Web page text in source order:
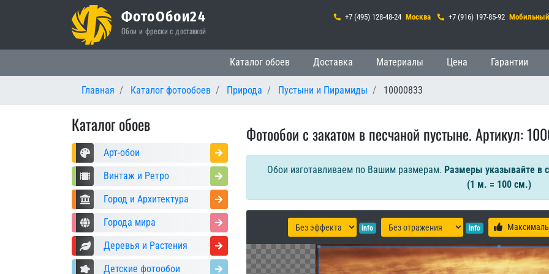
ФотоОбои24
Обои и фрески с доставкой
+7 (495) 128-48-24 Москва +7 (916) 197-85-92 Мобильный
Основная навигация
Каталог обоев Доставка Материалы Цена Гарантии
Главная Каталог фотообоев Природа Пустыни и Пирамиды 10000833
Каталог обоев
Арт-обои
Винтаж и Ретро
Город и Архитектура
Города мира
Деревья и Растения
Детские фотообои
Фотообои с закатом в песчаной пустыне. Артикул:
Обои изготавливаем по Вашим размерам. Размеры указывайте в
(1 м. = 100 см.)
info info